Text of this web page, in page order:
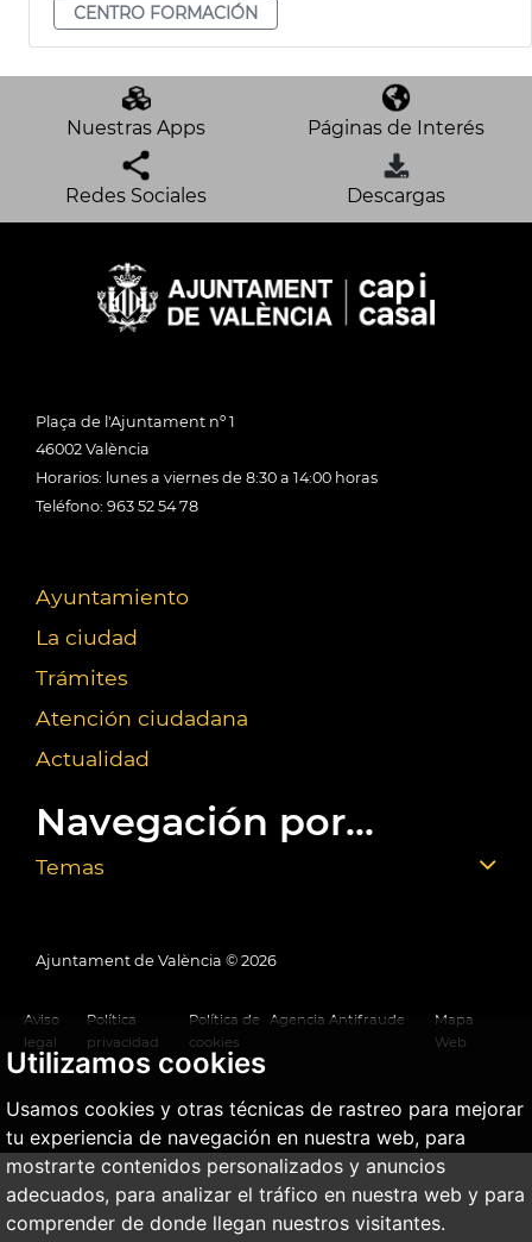
Utilizamos cookies
Usamos cookies y otras técnicas de rastreo para mejorar
tu experiencia de navegación en nuestra web, para
mostrarte contenidos personalizados y anuncios
adecuados, para analizar el tráfico en nuestra web y para
comprender de donde llegan nuestros visitantes.
CENTRO FORMACIÓN
Nuestras Apps Páginas de Interés
Redes Sociales Descargas
Plaça de l'Ajuntament nº 1
46002 València
Horarios: lunes a viernes de 8:30 a 14:00 horas
Teléfono: 963 52 54 78
Ayuntamiento
La ciudad
Trámites
Atención ciudadana
Actualidad
Navegación por...
Temas
Ajuntament de València © 2026
Aviso
legal
Política
privacidad
Política de
cookies
Agencia Antifraude
Mapa
Web